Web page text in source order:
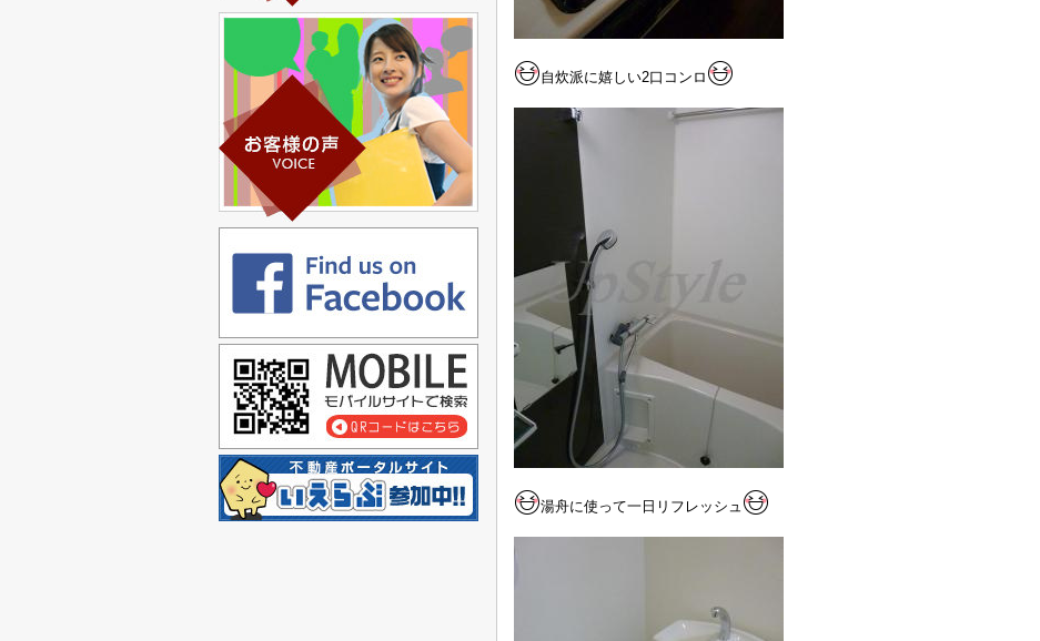
自炊派に嬉しい2口コンロ
湯舟に使って一日リフレッシュ